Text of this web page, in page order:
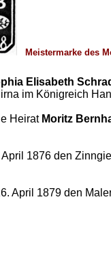
Meistermarke des
Elisabeth
im Königreich
Heirat Moritz
April 1876 den
April 1879 den